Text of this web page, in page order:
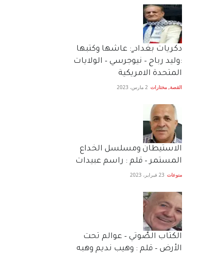
دكريات بغداد ٍ: عاشها وكتبها
:وليد رباح – نيوجرسي – الولايات
المتحدة الامريكية
القصة, مختارات 2 مارس، 2023
الاستيطان ومسلسل الخداع
المستمر – قلم : راسم عبيدات
منوعات 23 فبراير، 2023
الكتاب الصَّوتي – عوالم تحت
الأرض – قلم : وهيب نديم وهبه